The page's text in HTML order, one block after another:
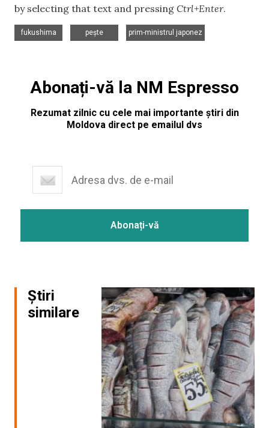
by selecting that text and pressing Ctrl+Enter.
fukushima
pește
prim-ministrul japonez
Abonați-vă la NM Espresso
Rezumat zilnic cu cele mai importante știri din
Moldova direct pe emailul dvs
Știri
similare